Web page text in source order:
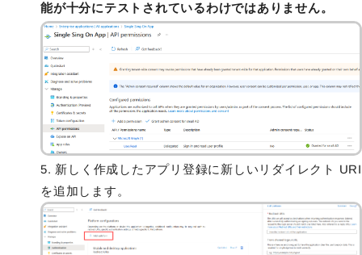
能が十分にテストされているわけではありません。
5. 新しく作成したアプリ登録に新しいリダイレクト URI
を追加します。